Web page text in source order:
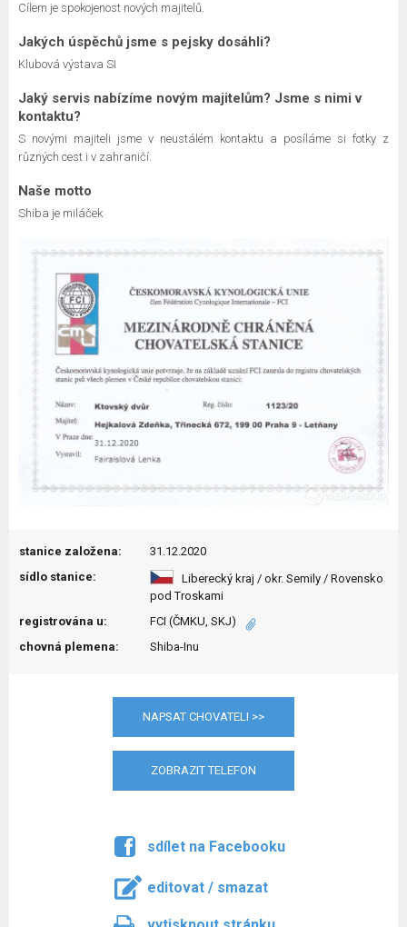
Cílem je spokojenost nových majitelů.
Jakých úspěchů jsme s pejsky dosáhli?
Klubová výstava SI
Jaký servis nabízíme novým majitelům? Jsme s nimi v
kontaktu?
S novými majiteli jsme v neustálém kontaktu a posíláme si fotky z
různých cest i v zahraničí.
Naše motto
Shiba je miláček
stanice založena:
31.12.2020
sídlo stanice:
Liberecký kraj / okr. Semily / Rovensko
pod Troskami
registrována u:
FCI (ČMKU, SKJ)
chovná plemena:
Shiba-Inu
NAPSAT CHOVATELI >>
ZOBRAZIT TELEFON
sdílet na Facebooku
editovat / smazat